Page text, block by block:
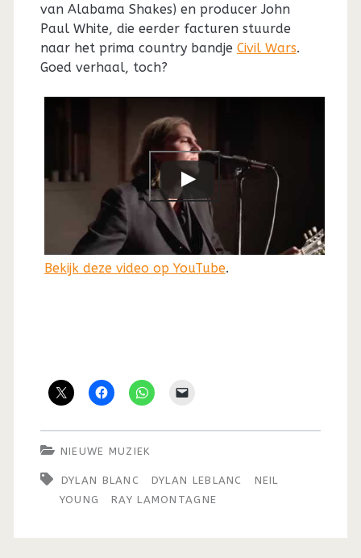
van Alabama Shakes) en producer John
Paul White, die eerder facturen stuurde
naar het prima country bandje Civil Wars.
Goed verhaal, toch?
Bekijk deze video op YouTube.
NIEUWE MUZIEK
DYLAN BLANC DYLAN LEBLANC
NEIL
YOUNG
RAY LAMONTAGNE